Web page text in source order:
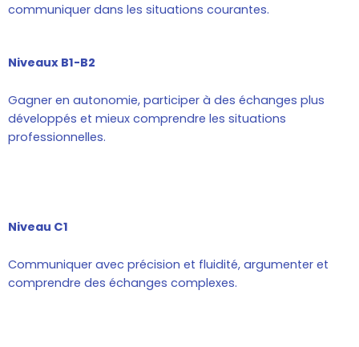
communiquer dans les situations courantes.
Niveaux B1-B2
Gagner en autonomie, participer à des échanges plus
développés et mieux comprendre les situations
professionnelles.
Niveau C1
Communiquer avec précision et fluidité, argumenter et
comprendre des échanges complexes.